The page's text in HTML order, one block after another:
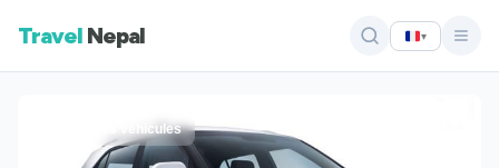
Travel Nepal ▾
Tous les véhicules